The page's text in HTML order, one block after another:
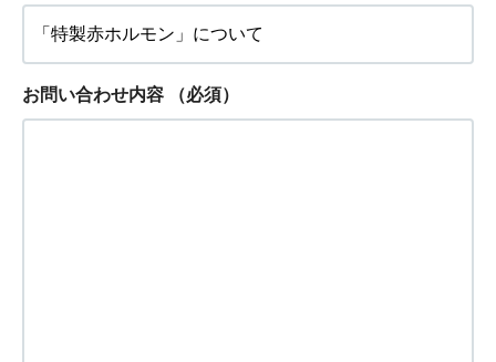
お問い合わせ内容 （必須）